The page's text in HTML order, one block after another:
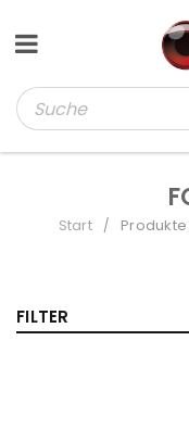
Start / Produkte
FILTER